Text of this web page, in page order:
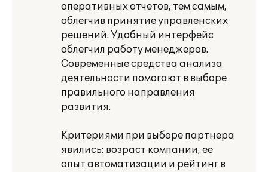
оперативных отчетов, тем самым,
облегчив принятие управленских
решений. Удобный интерфейс
облегчил работу менеджеров.
Современные средства анализа
деятельности помогают в выборе
правильного направления
развития.
Критериями при выборе партнера
явились: возраст компании, ее
опыт автоматизации и рейтинг в